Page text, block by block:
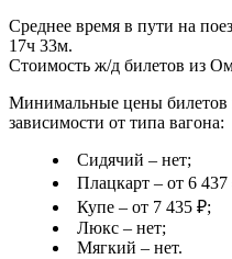
Среднее время в пути на
17ч 33м.
Стоимость ж/д билетов из
Минимальные цены
зависимости от типа вагона:
Сидячий – нет;
Плацкарт – от 6 437
Купе – от 7 435 ₽;
Люкс – нет;
Мягкий – нет.